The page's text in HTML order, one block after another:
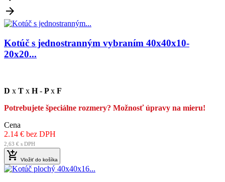

Kotúč s jednostranným vybraním 40x40x10-
20x20...
D x T x H- Px F
Potrebujete špeciálne rozmery? Možnosť úpravy na mieru!
Cena
2.14 € bez DPH
2,63 € s DPH
 Vložiť do košíka